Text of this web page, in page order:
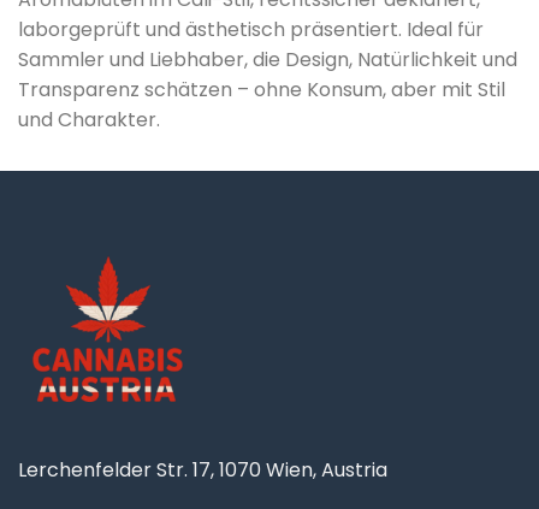
laborgeprüft und ästhetisch präsentiert. Ideal für
Sammler und Liebhaber, die Design, Natürlichkeit und
Transparenz schätzen – ohne Konsum, aber mit Stil
und Charakter.
Lerchenfelder Str. 17, 1070 Wien, Austria